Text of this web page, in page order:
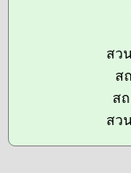
สว
ส
ส
สว